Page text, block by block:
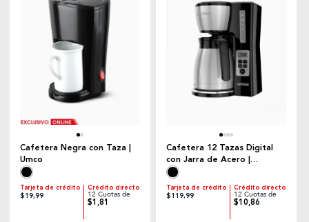
Cafetera Negra con Taza |
Umco
Tarjeta de crédito
$19,99
Crédito directo
12 Cuotas de
$1,81
Cafetera 12 Tazas Digital
con Jarra de Acero |
Black+Decker
Tarjeta de crédito
$119,99
Crédito directo
12 Cuotas de
$10,86